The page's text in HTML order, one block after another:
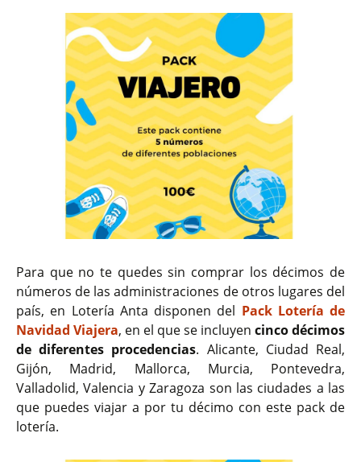
Para que no te quedes sin comprar los décimos de
números de las administraciones de otros lugares del
país, en Lotería Anta disponen del Pack Lotería de
Navidad Viajera, en el que se incluyen cinco décimos
de diferentes procedencias. Alicante, Ciudad Real,
Gijón, Madrid, Mallorca, Murcia, Pontevedra,
Valladolid, Valencia y Zaragoza son las ciudades a las
que puedes viajar a por tu décimo con este pack de
lotería.